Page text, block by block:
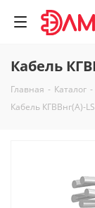
Кабель
Главная - Каталог -
Кабель КГВВнг(А)-